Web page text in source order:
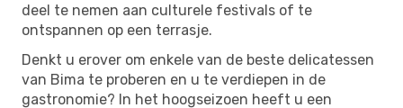
deel te nemen aan culturele festivals of te
ontspannen op een terrasje.
Denkt u erover om enkele van de beste delicatessen
van Bima te proberen en u te verdiepen in de
gastronomie? In het hoogseizoen heeft u een